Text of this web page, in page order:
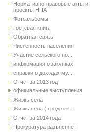
Нормативно-правовые акты и
проекты НПА
Фотоальбомы
Гостевая книга
Обратная связь
Численность населения
Участие сельского по...
информация о закупках
справки о доходах му...
Отчет за 2013 год
официальные выступления
Жизнь села
Жизнь села ( продолж...
Отчет за 2014 года
Прокуратура разъясняет